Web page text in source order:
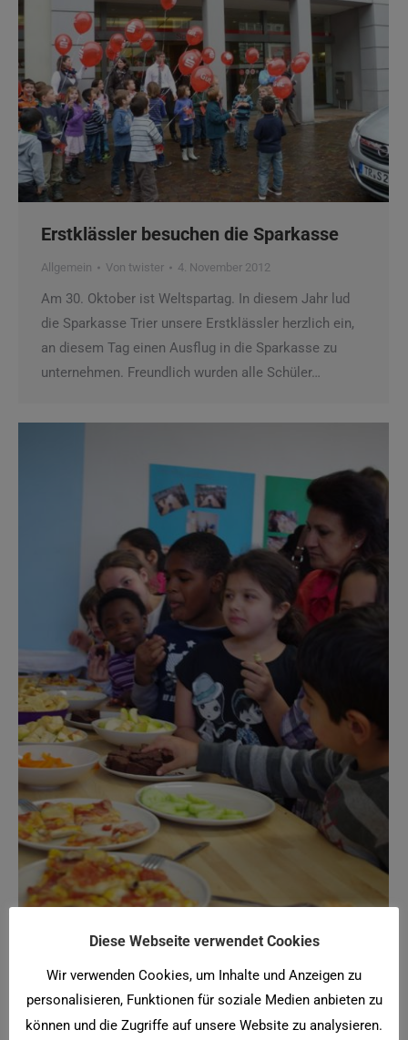
Erstklässler besuchen die Sparkasse
Allgemein Von twister 4. November 2012
Am 30. Oktober ist Weltspartag. In diesem Jahr lud
die Sparkasse Trier unsere Erstklässler herzlich ein,
an diesem Tag einen Ausflug in die Sparkasse zu
unternehmen. Freundlich wurden alle Schüler…
Projekttage: Viele Nationen unter
Diese Webseite verwendet Cookies
Wir verwenden Cookies, um Inhalte und Anzeigen zu
personalisieren, Funktionen für soziale Medien anbieten zu
können und die Zugriffe auf unsere Website zu analysieren.